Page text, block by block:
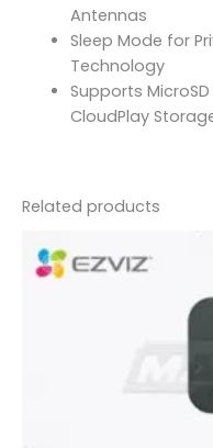
Antennas
Sleep Mode for
Technology
Supports
CloudPlay
Related products